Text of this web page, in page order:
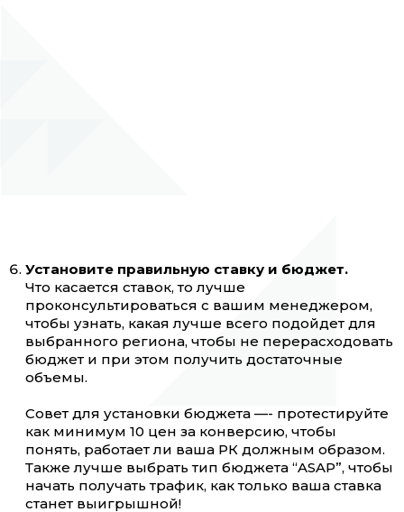
Установите правильную ставку и бюджет.
Что касается ставок, то лучше
проконсультироваться с вашим менеджером,
чтобы узнать, какая лучше всего подойдет для
выбранного региона, чтобы не перерасходовать
бюджет и при этом получить достаточные
объемы.
Совет для установки бюджета —- протестируйте
как минимум 10 цен за конверсию, чтобы
понять, работает ли ваша РК должным образом.
Также лучше выбрать тип бюджета “ASAP”, чтобы
начать получать трафик, как только ваша ставка
станет выигрышной!